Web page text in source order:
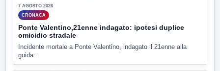
7 AGOSTO 2026
CRONACA
Ponte Valentino,21enne indagato: ipotesi duplice
omicidio stradale
Incidente mortale a Ponte Valentino, indagato il 21enne alla
guida...